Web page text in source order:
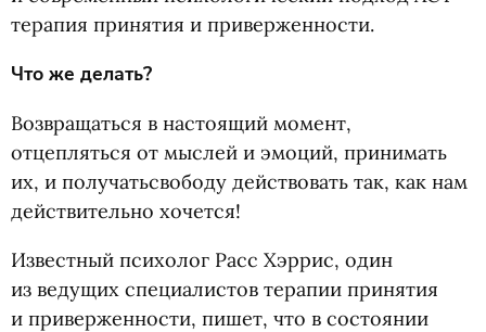
терапия принятия и приверженности.
Что же делать?
Возвращаться в настоящий момент,
отцепляться от мыслей и эмоций, принимать
их, и получатьсвободу действовать так, как нам
действительно хочется!
Известный психолог Расс Хэррис, один
из ведущих специалистов терапии принятия
и приверженности, пишет, что в состоянии